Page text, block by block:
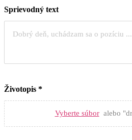
Sprievodný text
Životopis *
Vyberte súbor alebo